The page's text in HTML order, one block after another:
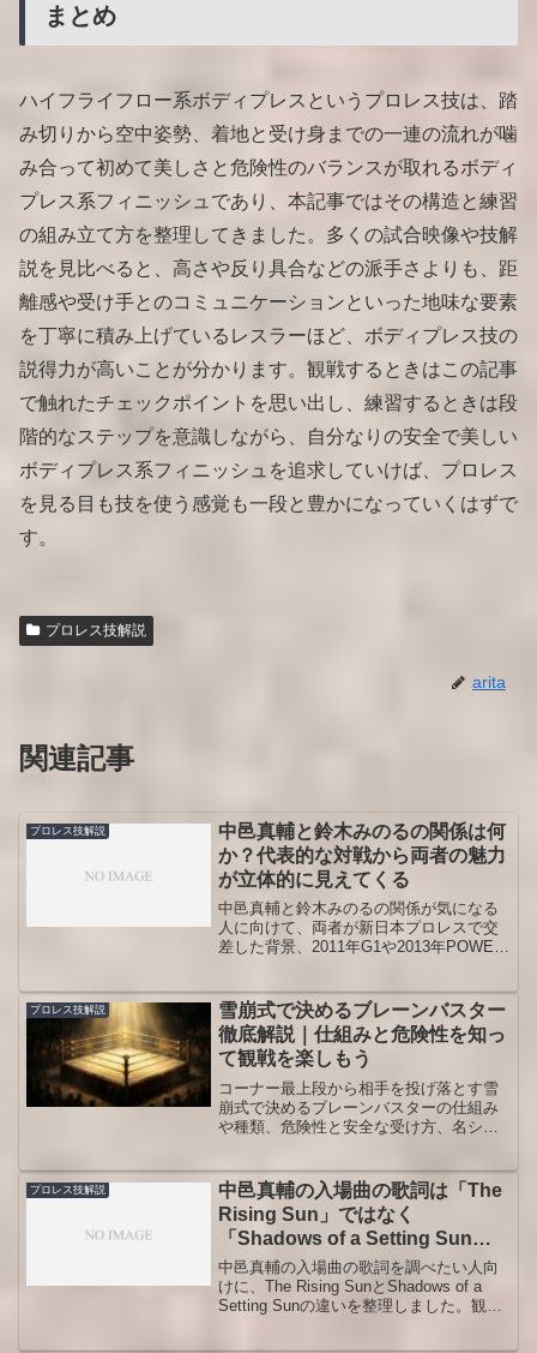
まとめ
ハイフライフロー系ボディプレスというプロレス技は、踏
み切りから空中姿勢、着地と受け身までの一連の流れが噛
み合って初めて美しさと危険性のバランスが取れるボディ
プレス系フィニッシュであり、本記事ではその構造と練習
の組み立て方を整理してきました。多くの試合映像や技解
説を見比べると、高さや反り具合などの派手さよりも、距
離感や受け手とのコミュニケーションといった地味な要素
を丁寧に積み上げているレスラーほど、ボディプレス技の
説得力が高いことが分かります。観戦するときはこの記事
で触れたチェックポイントを思い出し、練習するときは段
階的なステップを意識しながら、自分なりの安全で美しい
ボディプレス系フィニッシュを追求していけば、プロレス
を見る目も技を使う感覚も一段と豊かになっていくはずで
す。
プロレス技解説
arita
関連記事
プロレス技解説
中邑真輔と鈴木みのるの関係は何
か？代表的な対戦から両者の魅力
が立体的に見えてくる
中邑真輔と鈴木みのるの関係が気になる
人に向けて、両者が新日本プロレスで交
差した背景、2011年G1や2013年POWER
初めて追う人が押さえたい楽しみ方まで
丁寧に整理しました。
プロレス技解説
雪崩式で決めるブレーンバスター
徹底解説｜仕組みと危険性を知っ
て観戦を楽しもう
コーナー最上段から相手を投げ落とす雪
崩式で決めるブレーンバスターの仕組み
や種類、危険性と安全な受け方、名シー
分かりやすく紹介します。初心者も中級
者も安心して学べますよ。
プロレス技解説
中邑真輔の入場曲の歌詞は「The
Rising Sun」ではなく
「Shadows of a Setting Sun」
を見るのが先です｜意味や違い、
聴ける場所まで整理！
中邑真輔の入場曲の歌詞を調べたい人向
けに、The Rising SunとShadows of a
Setting Sunの違いを整理しました。観客